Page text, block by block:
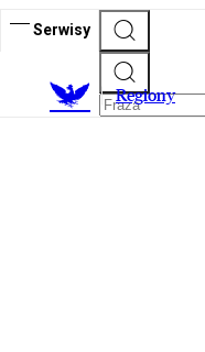
Serwisy
Regiony